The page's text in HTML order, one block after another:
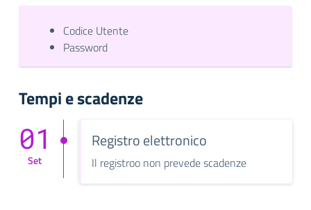
Codice Utente
Password
Tempi e scadenze
01
Set
Registro elettronico
Il registroo non prevede scadenze